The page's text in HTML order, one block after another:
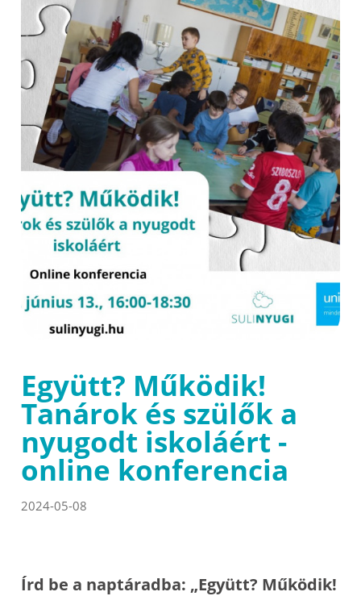
Együtt? Működik!
Tanárok és szülők a
nyugodt iskoláért -
online konferencia
2024-05-08
Írd be a naptáradba: „Együtt? Működik!